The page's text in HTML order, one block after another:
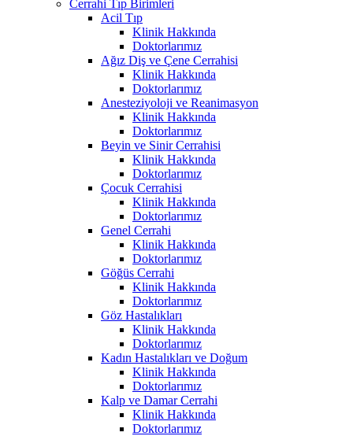
Cerrahi Tıp Birimleri
Acil Tıp
Klinik Hakkında
Doktorlarımız
Ağız Diş ve Çene Cerrahisi
Klinik Hakkında
Doktorlarımız
Anesteziyoloji ve Reanimasyon
Klinik Hakkında
Doktorlarımız
Beyin ve Sinir Cerrahisi
Klinik Hakkında
Doktorlarımız
Çocuk Cerrahisi
Klinik Hakkında
Doktorlarımız
Genel Cerrahi
Klinik Hakkında
Doktorlarımız
Göğüs Cerrahi
Klinik Hakkında
Doktorlarımız
Göz Hastalıkları
Klinik Hakkında
Doktorlarımız
Kadın Hastalıkları ve Doğum
Klinik Hakkında
Doktorlarımız
Kalp ve Damar Cerrahi
Klinik Hakkında
Doktorlarımız